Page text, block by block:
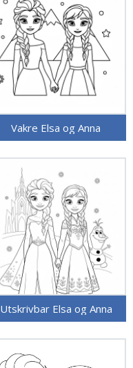
Vakre Elsa og Anna
Utskrivbar Elsa og Anna